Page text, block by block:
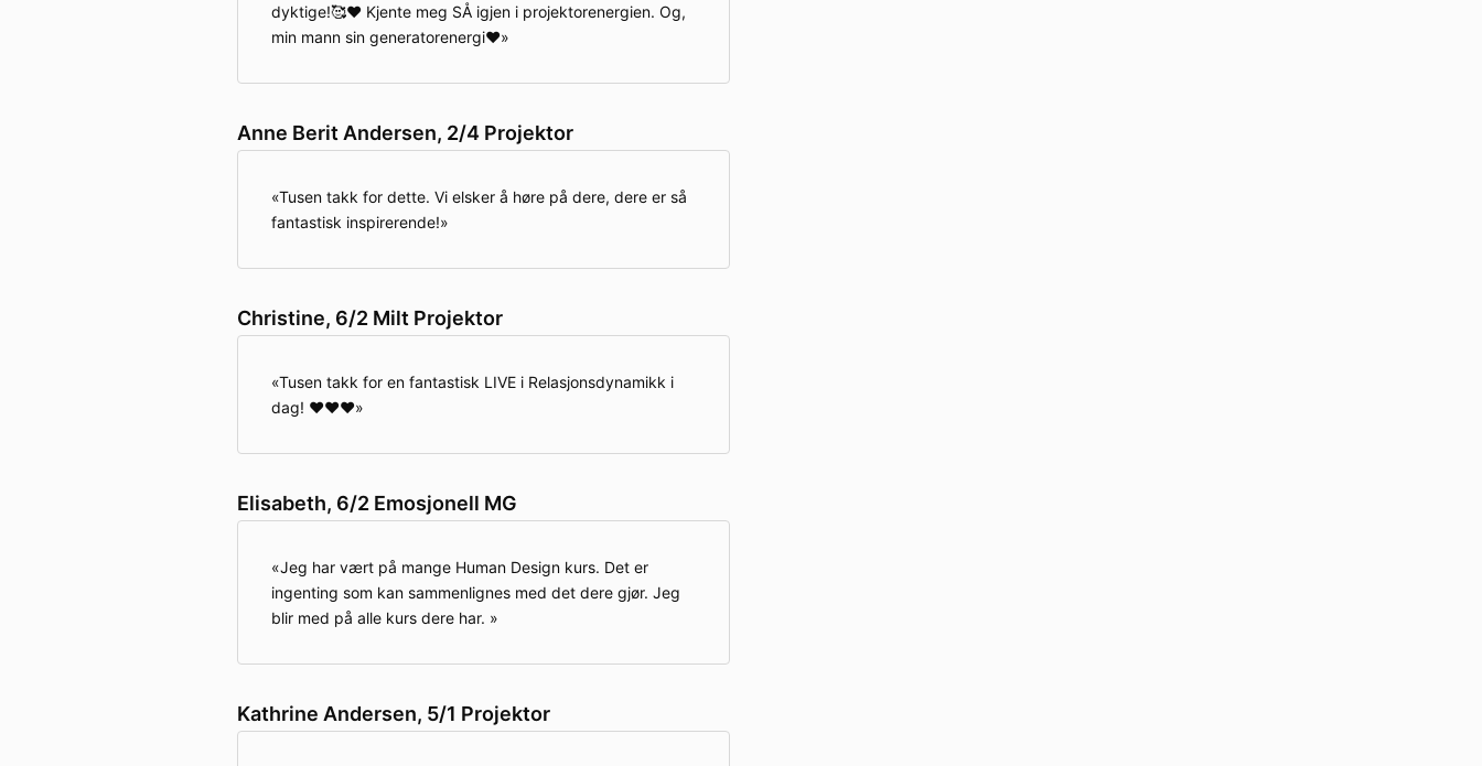
dyktige!🥰❤️ Kjente meg SÅ igjen i projektorenergien. Og,
min mann sin generatorenergi❤️
Anne Berit Andersen, 2/4 Projektor
Tusen takk for dette. Vi elsker å høre på dere, dere er så
fantastisk inspirerende!
Christine, 6/2 Milt Projektor
Tusen takk for en fantastisk LIVE i Relasjonsdynamikk i
dag! ❤️❤️❤️
Elisabeth, 6/2 Emosjonell MG
Jeg har vært på mange Human Design kurs. Det er
ingenting som kan sammenlignes med det dere gjør. Jeg
blir med på alle kurs dere har.
Kathrine Andersen, 5/1 Projektor